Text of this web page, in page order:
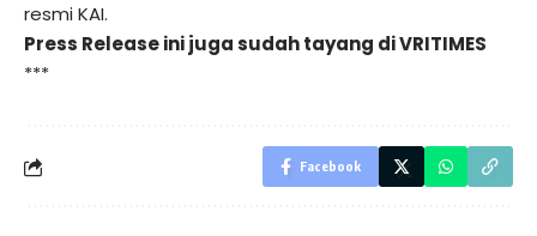
resmi KAI.
Press Release ini juga sudah tayang diVRITIMES
***
Facebook